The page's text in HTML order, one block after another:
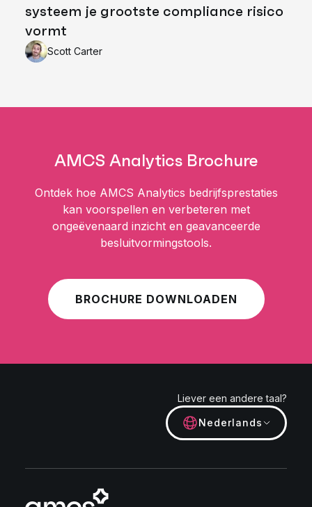
systeem je grootste compliance risico
vormt
Scott Carter
AMCS Analytics Brochure
Ontdek hoe AMCS Analytics bedrijfsprestaties
kan voorspellen en verbeteren met
ongeëvenaard inzicht en geavanceerde
besluitvormingstools.
BROCHURE DOWNLOADEN
Liever een andere taal?
Nederlands